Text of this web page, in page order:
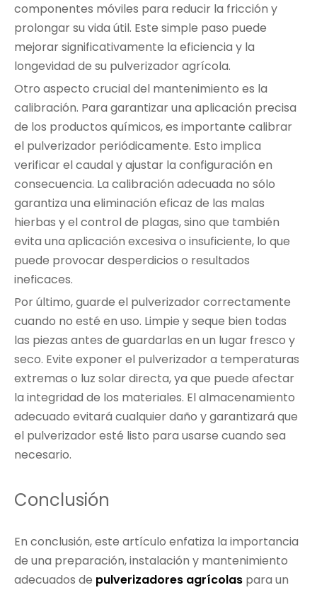
componentes móviles para reducir la fricción y
prolongar su vida útil. Este simple paso puede
mejorar significativamente la eficiencia y la
longevidad de su pulverizador agrícola.
Otro aspecto crucial del mantenimiento es la
calibración. Para garantizar una aplicación precisa
de los productos químicos, es importante calibrar
el pulverizador periódicamente. Esto implica
verificar el caudal y ajustar la configuración en
consecuencia. La calibración adecuada no sólo
garantiza una eliminación eficaz de las malas
hierbas y el control de plagas, sino que también
evita una aplicación excesiva o insuficiente, lo que
puede provocar desperdicios o resultados
ineficaces.
Por último, guarde el pulverizador correctamente
cuando no esté en uso. Limpie y seque bien todas
las piezas antes de guardarlas en un lugar fresco y
seco. Evite exponer el pulverizador a temperaturas
extremas o luz solar directa, ya que puede afectar
la integridad de los materiales. El almacenamiento
adecuado evitará cualquier daño y garantizará que
el pulverizador esté listo para usarse cuando sea
necesario.
Conclusión
En conclusión, este artículo enfatiza la importancia
de una preparación, instalación y mantenimiento
adecuados de pulverizadores agrícolas para un